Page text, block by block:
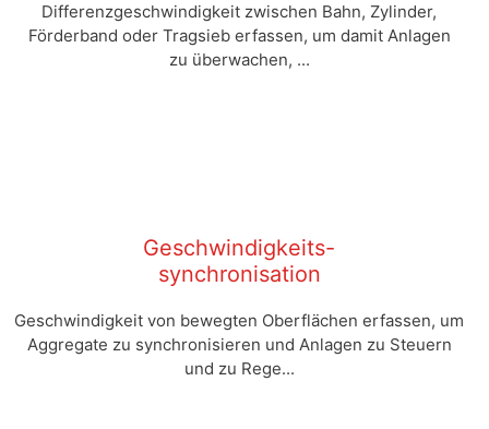
Differenzgeschwindigkeit zwischen Bahn, Zylinder,
Förderband oder Tragsieb erfassen, um damit Anlagen
zu überwachen, ...
Geschwindigkeits-
synchronisation
Geschwindigkeit von bewegten Oberflächen erfassen, um
Aggregate zu synchronisieren und Anlagen zu Steuern
und zu Rege...